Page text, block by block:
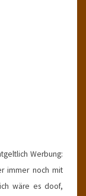
Werbung:
immer noch mit
wäre es doof,